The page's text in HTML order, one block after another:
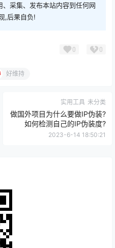
采集、发布本站内容到任何网
,后果自负!
0 0
好维持
实用工具 未分类
做国外项目为什么要做IP伪装?
如何检测自己的IP伪装度?
2023-6-14 18:50:21